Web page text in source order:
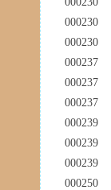
000230
000230
000237
000237
000237
000239
000239
000239
000250